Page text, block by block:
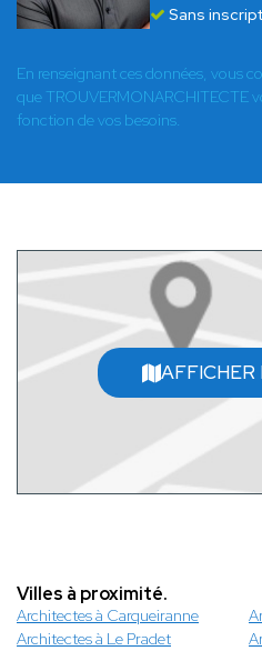
Sans
En renseignant ces données, vous
que TROUVERMONARCHITECTE
fonction de vos besoins.
Villes à proximité.
Architectes à Carqueiranne
Architectes à Le Pradet